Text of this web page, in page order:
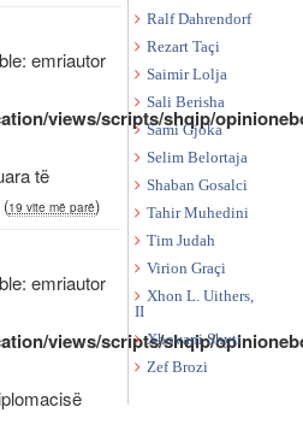
emriautor
views/scripts/shqip/
të
(19 vite më parë)
emriautor
views/scripts/shqip/
Ralf Dahrendorf
Rezart Taçi
Saimir Lolja
Sali Berisha
Sami Gjoka
Selim Belortaja
Shaban Gosalci
Tahir Muhedini
Tim Judah
Virion Graçi
Xhon L. Uithers,
II
Xhovani Shyti
Zef Brozi